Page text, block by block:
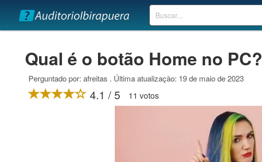
Buscar
Qual é o botão Home no PC?
Perguntado por: afreitas . Última atualização: 19 de maio de 2023
4.1 / 5 11 votos